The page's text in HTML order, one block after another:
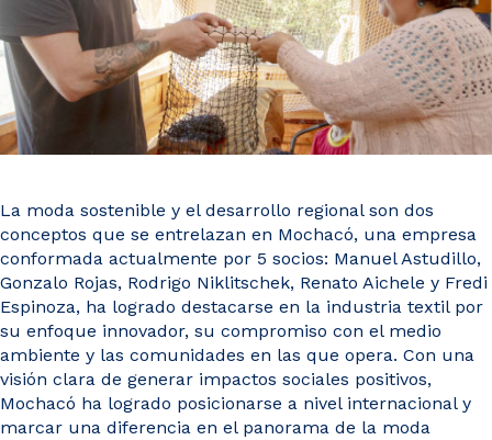
CAM Santiago
Unidades de Servicios
La moda sostenible y el desarrollo regional son dos
conceptos que se entrelazan en Mochacó, una empresa
conformada actualmente por 5 socios: Manuel Astudillo,
Gonzalo Rojas, Rodrigo Niklitschek, Renato Aichele y Fredi
Espinoza, ha logrado destacarse en la industria textil por
su enfoque innovador, su compromiso con el medio
ambiente y las comunidades en las que opera. Con una
visión clara de generar impactos sociales positivos,
Mochacó ha logrado posicionarse a nivel internacional y
marcar una diferencia en el panorama de la moda